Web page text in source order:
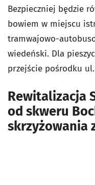
Bezpieczniej będzie
bowiem w miejscu
tramwajowo-
wiedeński. Dla
przejście pośrodku
Rewitalizacja
od skweru
skrzyżowania